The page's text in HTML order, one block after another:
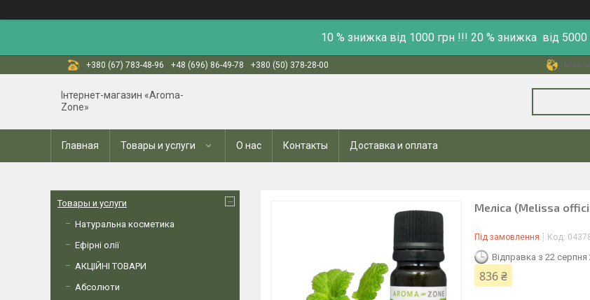
10 % знижка від 1000 грн !!! 20 % знижка від 5000
+380 (67) 783-48-96 +48 (696) 86-49-78 +380 (50) 378-28-00
Інтернет-магазин «Aroma-
Zone»
Главная Товары и услуги О нас Контакты Доставка и оплата
Меліса (Melissa
Під замовлення Код:
Відправка з 22 серпня
836 ₴
Товары и услуги
Натуральна косметика
Ефірні олії
АКЦІЙНІ ТОВАРИ
Абсолюти